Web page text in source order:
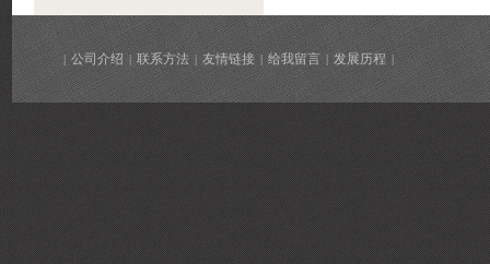
| 公司介绍 |联系方法 | 友情链接 | 给我留言 |发展历程 |